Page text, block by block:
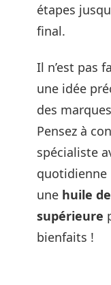
étapes
final.
Il n’est pas
une idée
des
Pensez à
spécialiste
quotidienne
une huile
supérieure
bienfaits !